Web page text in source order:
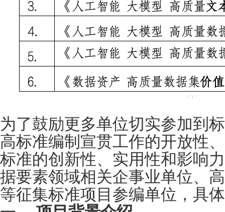
为了鼓励更多单位切实参加到
高标准编制宣贯工作的开放性
标准的创新性、实用性和影响
据要素领域相关企事业单位、
等征集标准项目参编单位，具